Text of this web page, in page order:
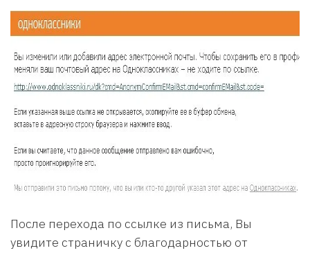
После перехода по ссылке из письма, Вы
увидите страничку с благодарностью от